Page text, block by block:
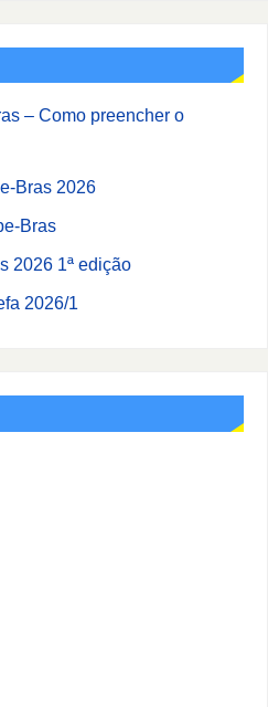
– Como preencher o
Bras 2026
Bras
2026 1ª edição
2026/1